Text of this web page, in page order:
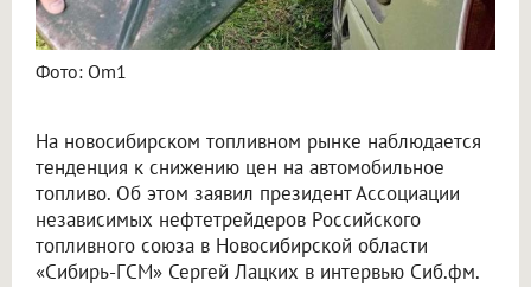
Фото: Om1
На новосибирском топливном рынке наблюдается
тенденция к снижению цен на автомобильное
топливо. Об этом заявил президент Ассоциации
независимых нефтетрейдеров Российского
топливного союза в Новосибирской области
«Сибирь-ГСМ» Сергей Лацких в интервью Сиб.фм.